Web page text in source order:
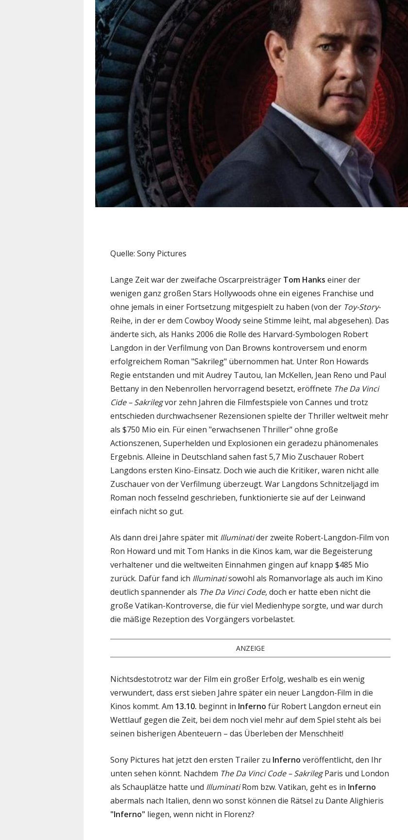
Quelle: Sony Pictures
Lange Zeit war der zweifache Oscarpreisträger Tom Hanks einer der
wenigen ganz großen Stars Hollywoods ohne ein eigenes Franchise und
ohne jemals in einer Fortsetzung mitgespielt zu haben (von der Toy-Story-
Reihe, in der er dem Cowboy Woody seine Stimme leiht, mal abgesehen). Das
änderte sich, als Hanks 2006 die Rolle des Harvard-Symbologen Robert
Langdon in der Verfilmung von Dan Browns kontroversem und enorm
erfolgreichem Roman "Sakrileg" übernommen hat. Unter Ron Howards
Regie entstanden und mit Audrey Tautou, Ian McKellen, Jean Reno und Paul
Bettany in den Nebenrollen hervorragend besetzt, eröffnete The Da Vinci
Cide – Sakrilegvor zehn Jahren die Filmfestspiele von Cannes und trotz
entschieden durchwachsener Rezensionen spielte der Thriller weltweit mehr
als $750 Mio ein. Für einen "erwachsenen Thriller" ohne große
Actionszenen, Superhelden und Explosionen ein geradezu phänomenales
Ergebnis. Alleine in Deutschland sahen fast 5,7 Mio Zuschauer Robert
Langdons ersten Kino-Einsatz. Doch wie auch die Kritiker, waren nicht alle
Zuschauer von der Verfilmung überzeugt. War Langdons Schnitzeljagd im
Roman noch fesselnd geschrieben, funktionierte sie auf der Leinwand
einfach nicht so gut.
Als dann drei Jahre später mit Illuminatider zweite Robert-Langdon-Film von
Ron Howard und mit Tom Hanks in die Kinos kam, war die Begeisterung
verhaltener und die weltweiten Einnahmen gingen auf knapp $485 Mio
zurück. Dafür fand ich Illuminatisowohl als Romanvorlage als auch im Kino
deutlich spannender als The Da Vinci Code, doch er hatte eben nicht die
große Vatikan-Kontroverse, die für viel Medienhype sorgte, und war durch
die mäßige Rezeption des Vorgängers vorbelastet.
ANZEIGE
Nichtsdestotrotz war der Film ein großer Erfolg, weshalb es ein wenig
verwundert, dass erst sieben Jahre später ein neuer Langdon-Film in die
Kinos kommt. Am 13.10. beginnt in Inferno für Robert Langdon erneut ein
Wettlauf gegen die Zeit, bei dem noch viel mehr auf dem Spiel steht als bei
seinen bisherigen Abenteuern – das Überleben der Menschheit!
Sony Pictures hat jetzt den ersten Trailer zu Inferno veröffentlicht, den Ihr
unten sehen könnt. Nachdem The Da Vinci Code – SakrilegParis und London
als Schauplätze hatte und IlluminatiRom bzw. Vatikan, geht es in Inferno
abermals nach Italien, denn wo sonst können die Rätsel zu Dante Alighieris
"Inferno" liegen, wenn nicht in Florenz?